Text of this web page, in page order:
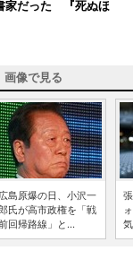
家だった 『死ぬほ
画像で見る
広島原爆の日、小沢一
氏が高市政権を「戦
回帰路線」と...